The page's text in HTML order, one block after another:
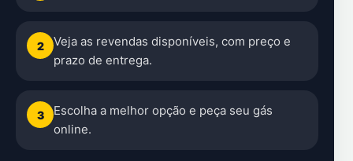
2
Veja as revendas disponíveis, com preço e
prazo de entrega.
3
Escolha a melhor opção e peça seu gás
online.